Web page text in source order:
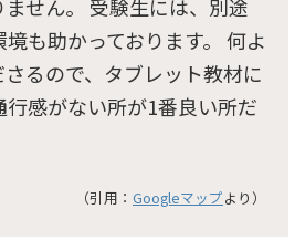
せん。 受験生には、別途
も助かっております。 何よ
るので、タブレット教材に
行感がない所が1番良い所だ
（引用： Googleマップより）